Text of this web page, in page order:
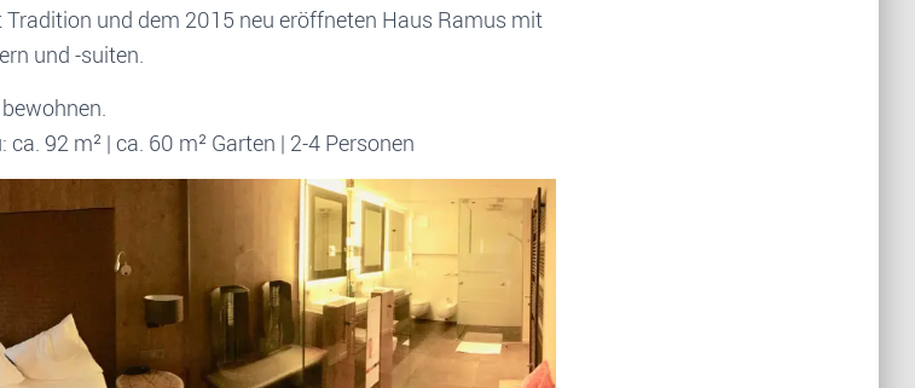
und dem 2015 neu eröffneten Haus Ramus mit
und -suiten.
bewohnen.
92 m² | ca. 60 m² Garten | 2-4 Personen